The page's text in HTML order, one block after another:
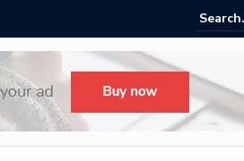
Amid Severe Heatwaves, iCAUR V27
External Discharge